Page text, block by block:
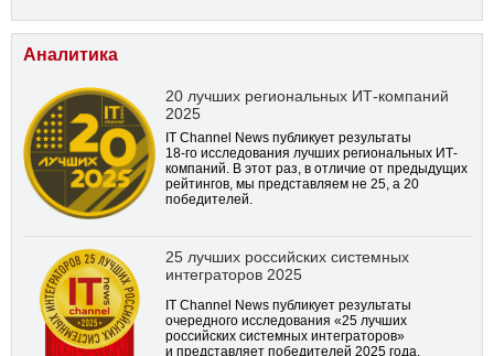
Аналитика
20 лучших региональных ИТ-компаний
2025
IT Channel News публикует результаты
18-го исследования лучших региональных ИТ-
компаний. В этот раз, в отличие от предыдущих
рейтингов, мы представляем не 25, а 20
победителей.
25 лучших российских системных
интеграторов 2025
IT Channel News публикует результаты
очередного исследования «25 лучших
российских системных интеграторов»
и представляет победителей 2025 года.